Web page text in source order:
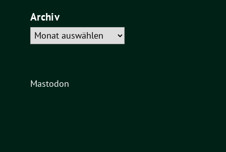
Archiv
Archiv
Mastodon